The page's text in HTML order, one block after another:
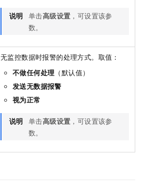
说明 单击高级设置 ，可设置该参
数。
无监控数据时报警的处理方式。取值：
不做任何处理 （默认值）
发送无数据报警
视为正常
说明 单击高级设置 ，可设置该参
数。